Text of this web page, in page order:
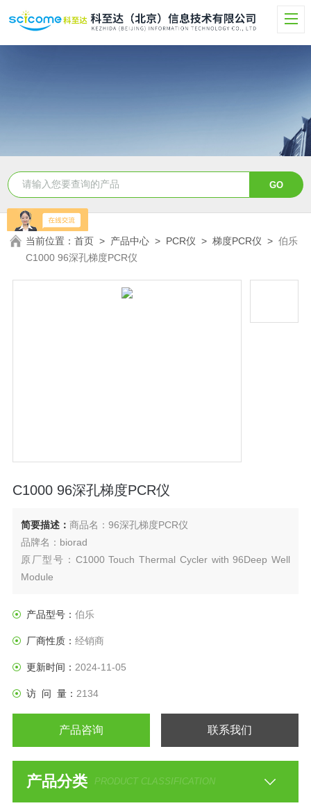
当前位置：首页 > 产品中心 > PCR仪 >梯度PCR仪 >伯乐
C1000 96深孔梯度PCR仪
C1000 96深孔梯度PCR仪
简要描述： 商品名：96深孔梯度PCR仪
品牌名：biorad
原厂型号：C1000 Touch Thermal Cycler with 96Deep Well
Module
用于体外核酸片段扩增具有动态温度梯度功能
产品型号： 伯乐
厂商性质： 经销商
更新时间： 2024-11-05
访 问 量： 2134
产品咨询 联系我们
产品分类 PRODUCT CLASSIFICATION